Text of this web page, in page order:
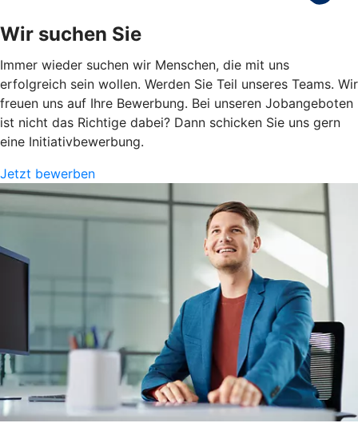
Wir suchen Sie
Immer wieder suchen wir Menschen, die mit uns
erfolgreich sein wollen. Werden Sie Teil unseres Teams. Wir
freuen uns auf Ihre Bewerbung. Bei unseren Jobangeboten
ist nicht das Richtige dabei? Dann schicken Sie uns gern
eine Initiativbewerbung.
Jetzt bewerben